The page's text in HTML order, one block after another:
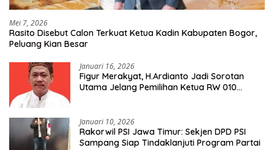
Mei 7, 2026
Rasito Disebut Calon Terkuat Ketua Kadin Kabupaten Bogor,
Peluang Kian Besar
Januari 16, 2026
Figur Merakyat, H.Ardianto Jadi Sorotan
Utama Jelang Pemilihan Ketua RW 010
Januari 10, 2026
Rakorwil PSI Jawa Timur: Sekjen DPD PSI
Sampang Siap Tindaklanjuti Program Partai